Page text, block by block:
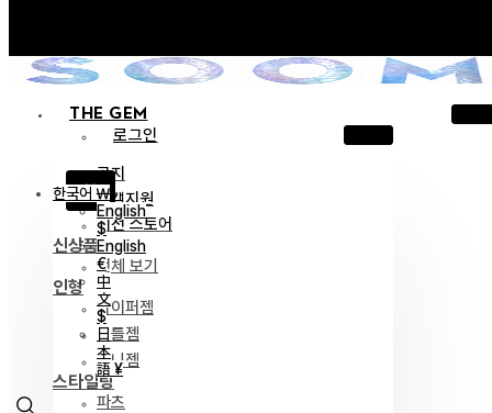
THE GEM
로그인
X
공지
고객지원
이전 스토어
신상품
전체 보기
인형
하이퍼젬
리틀젬
티니젬
스타일링
파츠
한국어 ￦
English
$
English
€
中
文
$
日
本
語 ¥